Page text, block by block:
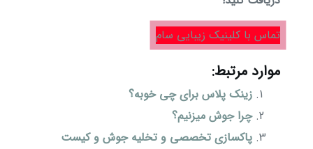
تماس با کلینیک زیبایی سام
موارد مرتبط:
زینک پلاس برای چی خوبه؟
چرا جوش میزنیم؟
پاکسازی تخصصی و تخلیه جوش و کیست